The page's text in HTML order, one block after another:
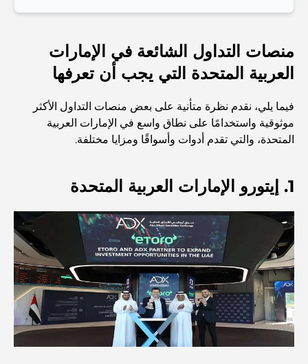
المطاعم الإيطالية في وسط مدينة دبي: تذوق إيطاليا في قلب
المدينة
أفضل 7 نوادي رياضية في دبي هيلز: اللياقة البدنية في أبهى
صورها
الدليل الأمثل لمطاعم الطعام الفاخر في نخلة جميرا
اكتشف أفضل وجبة إفطار في منطقة الخليج التجاري، دبي
المستشفيات الحكومية في دبي: رعاية صحية شاملة للجميع
أغلى سيارة لامبورغيني على الإطلاق: قائمة هواة الجمع
منصات التداول الشائعة في الإمارات
العربية المتحدة التي يجب أن تعرفها
فيما يلي، نقدم نظرة متأنية على بعض منصات التداول الأكثر
موثوقية واستخدامًا على نطاق واسع في الإمارات العربية
المتحدة، والتي تقدم أدوات وأسواقًا ومزايا مختلفة.
1. إيتورو الإمارات العربية المتحدة